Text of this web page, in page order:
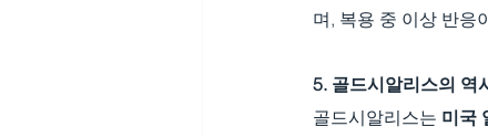
며, 복용 중 이상 반응
5. 골드시알리스의 역
골드시알리스는 미국